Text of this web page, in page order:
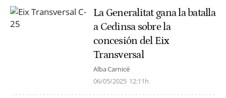
La Generalitat gana la batalla
a Cedinsa sobre la
concesión del Eix
Transversal
Alba Carnicé
06/05/2025 12:11h